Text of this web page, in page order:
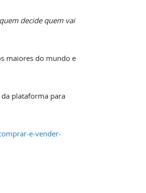
decide quem vai
maiores do mundo e
da plataforma para
e-vender-